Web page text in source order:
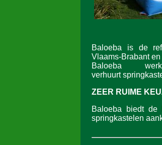
Baloeba is de
Vlaams-Brabant
Baloeba
verhuurt
ZEER RUIME
Baloeba biedt de
springkastelen